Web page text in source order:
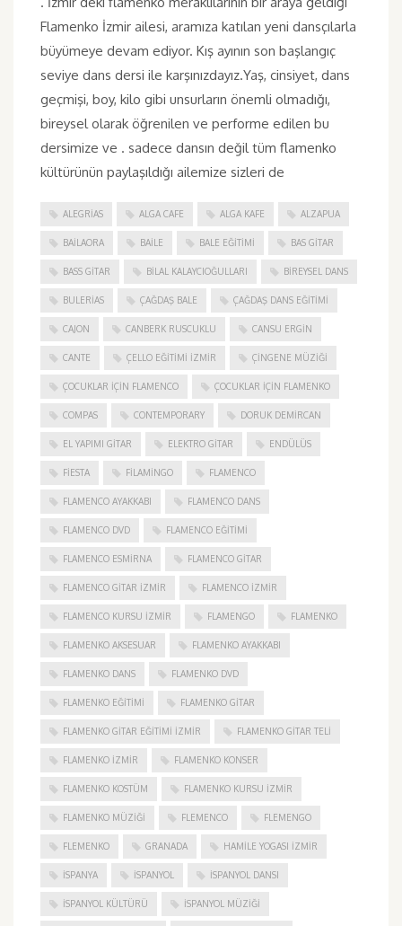
Flamenko İzmir ailesi, aramıza katılan yeni dansçılarla
büyümeye devam ediyor. Kış ayının son başlangıç
seviye dans dersi ile karşınızdayız.Yaş, cinsiyet, dans
geçmişi, boy, kilo gibi unsurların önemli olmadığı,
bireysel olarak öğrenilen ve performe edilen bu
dersimize ve . sadece dansın değil tüm flamenko
kültürünün paylaşıldığı ailemize sizleri de
ALEGRIAS ALGA CAFE ALGA KAFE ALZAPUA
BAILAORA BAILE BALE EĞITIMI BAS GITAR
BASS GITAR BILAL KALAYCIOĞULLARI BIREYSEL DANS
BULERIAS ÇAĞDAŞ BALE ÇAĞDAŞ DANS EĞITIMI
CAJON CANBERK RUSCUKLU CANSU ERGIN
CANTE ÇELLO EĞITIMI İZMIR ÇINGENE MÜZIĞI
ÇOCUKLAR IÇIN FLAMENCO ÇOCUKLAR IÇIN FLAMENKO
COMPAS CONTEMPORARY DORUK DEMIRCAN
EL YAPIMI GITAR ELEKTRO GITAR ENDÜLÜS
FIESTA FILAMINGO FLAMENCO
FLAMENCO AYAKKABI FLAMENCO DANS
FLAMENCO DVD FLAMENCO EĞITIMI
FLAMENCO ESMIRNA FLAMENCO GITAR
FLAMENCO GITAR İZMIR FLAMENCO IZMIR
FLAMENCO KURSU İZMIR FLAMENGO FLAMENKO
FLAMENKO AKSESUAR FLAMENKO AYAKKABI
FLAMENKO DANS FLAMENKO DVD
FLAMENKO EĞITIMI FLAMENKO GITAR
FLAMENKO GITAR EĞITIMI İZMIR FLAMENKO GITAR TELI
FLAMENKO IZMIR FLAMENKO KONSER
FLAMENKO KOSTÜM FLAMENKO KURSU İZMIR
FLAMENKO MÜZIĞI FLEMENCO FLEMENGO
FLEMENKO GRANADA HAMILE YOGASI İZMIR
ISPANYA İSPANYOL İSPANYOL DANSI
İSPANYOL KÜLTÜRÜ İSPANYOL MÜZIĞI